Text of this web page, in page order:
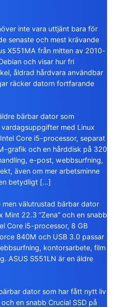
inte vara uttjänt bara för
senaste och mest krävande
X551MA från mitten av 2010-
och visar hur fri
åldrad hårdvara användbar
räcker datorn fortfarande
bärbar dator som
med Linux
Core i5-processor, separat
grafik och en hårddisk på 320
e-post, webbsurfning,
även om mer arbetsminne
betydligt […]
men välutrustad bärbar dator
22.3 ”Zena” och en snabb
Core i5-processor, 8 GB
840M och USB 3.0 passar
kontorsarbete, film
ASUS S551LN är en äldre
dator som har fått nytt liv
en snabb Crucial SSD på